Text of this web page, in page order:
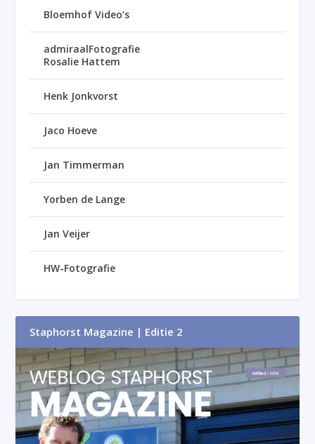
Bloemhof Video’s
admiraalFotografie
Rosalie Hattem
Henk Jonkvorst
Jaco Hoeve
Jan Timmerman
Yorben de Lange
Jan Veijer
HW-Fotografie
Staphorst Magazine | Editie 2